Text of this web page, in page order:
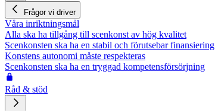
Frågor vi driver
Våra inriktningsmål
Alla ska ha tillgång till scenkonst av hög kvalitet
Scenkonsten ska ha en stabil och förutsebar finansiering
Konstens autonomi måste respekteras
Scenkonsten ska ha en tryggad kompetensförsörjning
Råd & stöd